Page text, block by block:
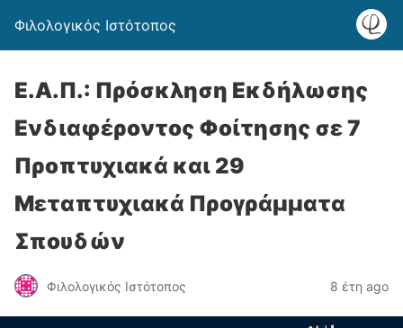
Φιλολογικός Ιστότοπος
Ε.Α.Π.: Πρόσκληση Εκδήλωσης
Ενδιαφέροντος Φοίτησης σε 7
Προπτυχιακά και 29
Μεταπτυχιακά Προγράμματα
Σπουδών
Φιλολογικός Ιστότοπος 8 έτη ago